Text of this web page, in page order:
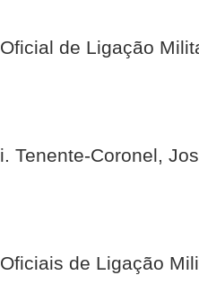
Oficial de Ligação
i. Tenente-Coronel,
Oficiais de Ligação